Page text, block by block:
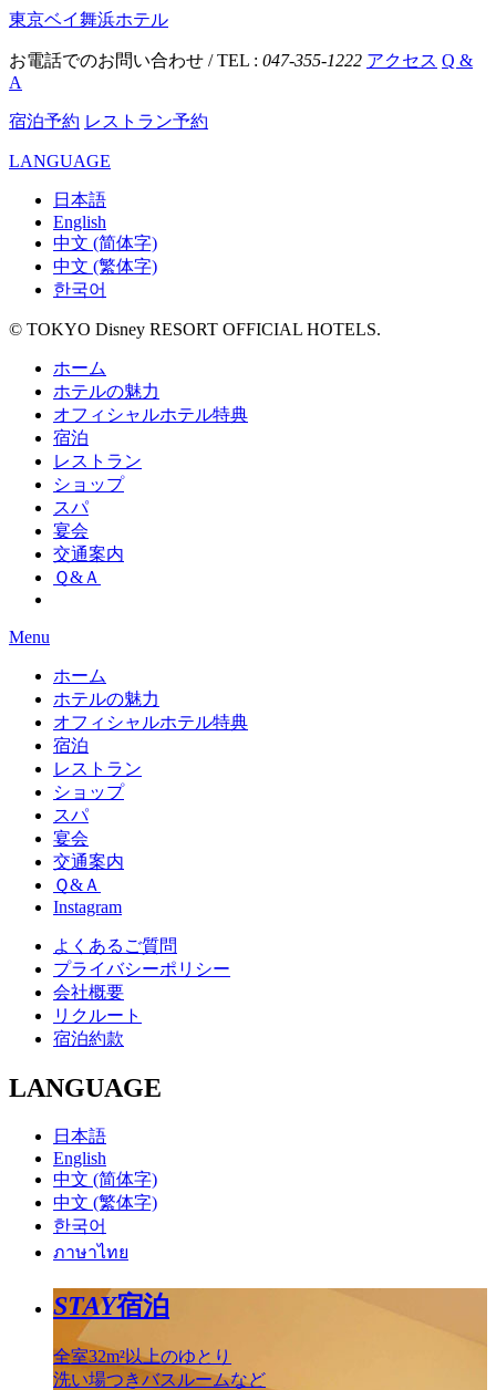
東京ベイ舞浜ホテル
お電話でのお問い合わせ / TEL : 047-355-1222 アクセス Q &
A
宿泊予約 レストラン予約
LANGUAGE
日本語
English
中文 (简体字)
中文 (繁体字)
한국어
© TOKYO Disney RESORT OFFICIAL HOTELS.
ホーム
ホテルの魅力
オフィシャルホテル特典
宿泊
レストラン
ショップ
スパ
宴会
交通案内
Ｑ&Ａ
Menu
ホーム
ホテルの魅力
オフィシャルホテル特典
宿泊
レストラン
ショップ
スパ
宴会
交通案内
Ｑ&Ａ
Instagram
よくあるご質問
プライバシーポリシー
会社概要
リクルート
宿泊約款
LANGUAGE
日本語
English
中文 (简体字)
中文 (繁体字)
한국어
ภาษาไทย
STAY宿泊
全室32m²以上のゆとり
洗い場つきバスルームなど